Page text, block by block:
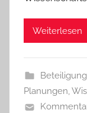
Weiterlesen
Planungen,